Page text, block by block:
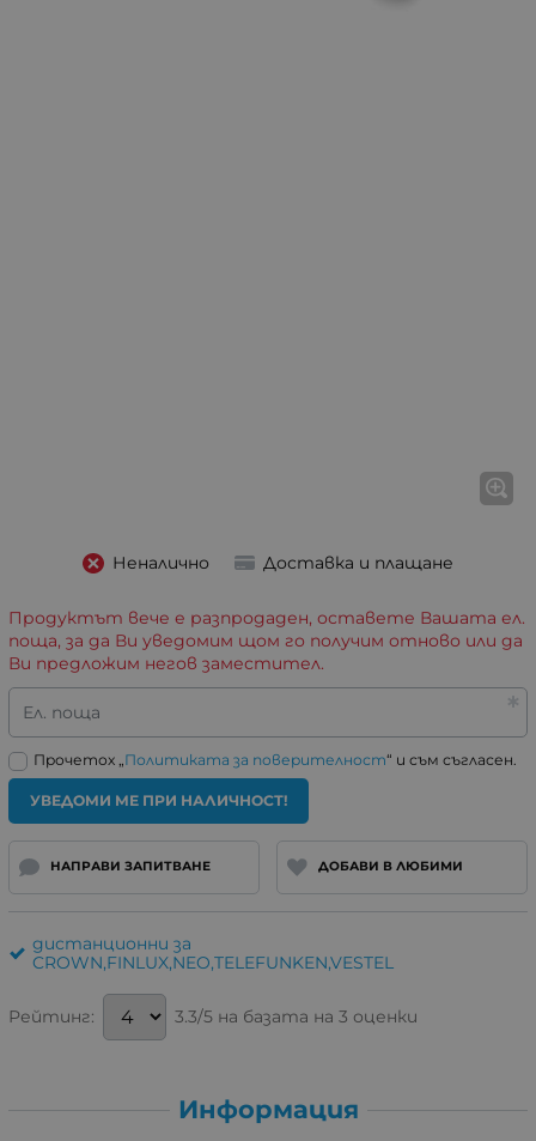
Неналично Доставка и плащане
Продуктът вече е разпродаден, оставете Вашата ел.
поща, за да Ви уведомим щом го получим отново или да
Ви предложим негов заместител.
Ел. поща
Прочетох „ Политиката за поверителност“ и съм съгласен.
УВЕДОМИ МЕ ПРИ НАЛИЧНОСТ!
НАПРАВИ ЗАПИТВАНЕ ДОБАВИ В ЛЮБИМИ
дистанционни за
CROWN,FINLUX,NEO,TELEFUNKEN,VESTEL
Рейтинг: 3.3/5 на базата на 3 оценки
Информация